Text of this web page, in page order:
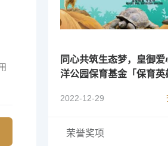
同心共筑生态梦，皇御
洋公园保育基金「保育
2022-12-29
荣誉奖项